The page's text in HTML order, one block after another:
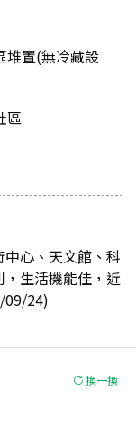
堆置(無冷藏設
區
心、天文館、科
生活機能佳，近
09/24)
換一換